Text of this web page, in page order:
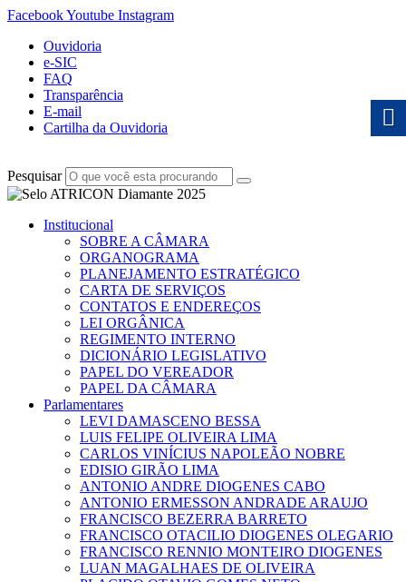
FacebookYoutube Instagram
Ouvidoria
e-SIC
FAQ
Transparência
E-mail
Cartilha da Ouvidoria
Pesquisar
Institucional
SOBRE A CÂMARA
ORGANOGRAMA
PLANEJAMENTO ESTRATÉGICO
CARTA DE SERVIÇOS
CONTATOS E ENDEREÇOS
LEI ORGÂNICA
REGIMENTO INTERNO
DICIONÁRIO LEGISLATIVO
PAPEL DO VEREADOR
PAPEL DA CÂMARA
Parlamentares
LEVI DAMASCENO BESSA
LUIS FELIPE OLIVEIRA LIMA
CARLOS VINÍCIUS NAPOLEÃO NOBRE
EDISIO GIRÃO LIMA
ANTONIO ANDRE DIOGENES CABO
ANTONIO ERMESSON ANDRADE ARAUJO
FRANCISCO BEZERRA BARRETO
FRANCISCO OTACILIO DIOGENES OLEGARIO
FRANCISCO RENNIO MONTEIRO DIOGENES
LUAN MAGALHAES DE OLIVEIRA